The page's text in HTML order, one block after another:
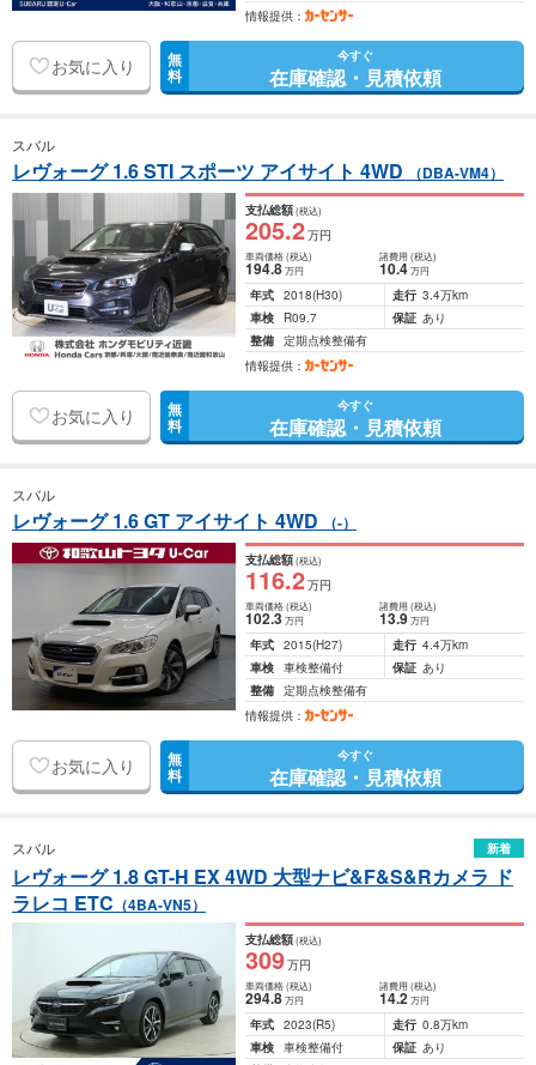
情報提供：
お気に入り 無
料
今すぐ
在庫確認・見積依頼
スバル
レヴォーグ 1.6 STI スポーツ アイサイト 4WD （DBA-VM4）
支払総額(税込)
205.2万円
車両価格(税込)
194.8万円
諸費用 (税込)
10.4 万円
年式 2018(H30) 走行 3.4万km
車検
R09.7 保証 あり
整備 定期点検整備有
情報提供：
お気に入り 無
料
今すぐ
在庫確認・見積依頼
スバル
レヴォーグ 1.6 GT アイサイト 4WD （-）
支払総額(税込)
116.2万円
車両価格(税込)
102.3万円
諸費用 (税込)
13.9 万円
年式 2015(H27) 走行 4.4万km
車検 車検整備付 保証 あり
整備 定期点検整備有
情報提供：
お気に入り 無
料
今すぐ
在庫確認・見積依頼
スバル 新着
レヴォーグ 1.8 GT-H EX 4WD 大型ナビ&F&S&Rカメラ ド
ラレコ ETC （4BA-VN5）
支払総額(税込)
309万円
車両価格(税込)
294.8万円
諸費用 (税込)
14.2 万円
年式 2023(R5) 走行 0.8万km
車検 車検整備付 保証 あり